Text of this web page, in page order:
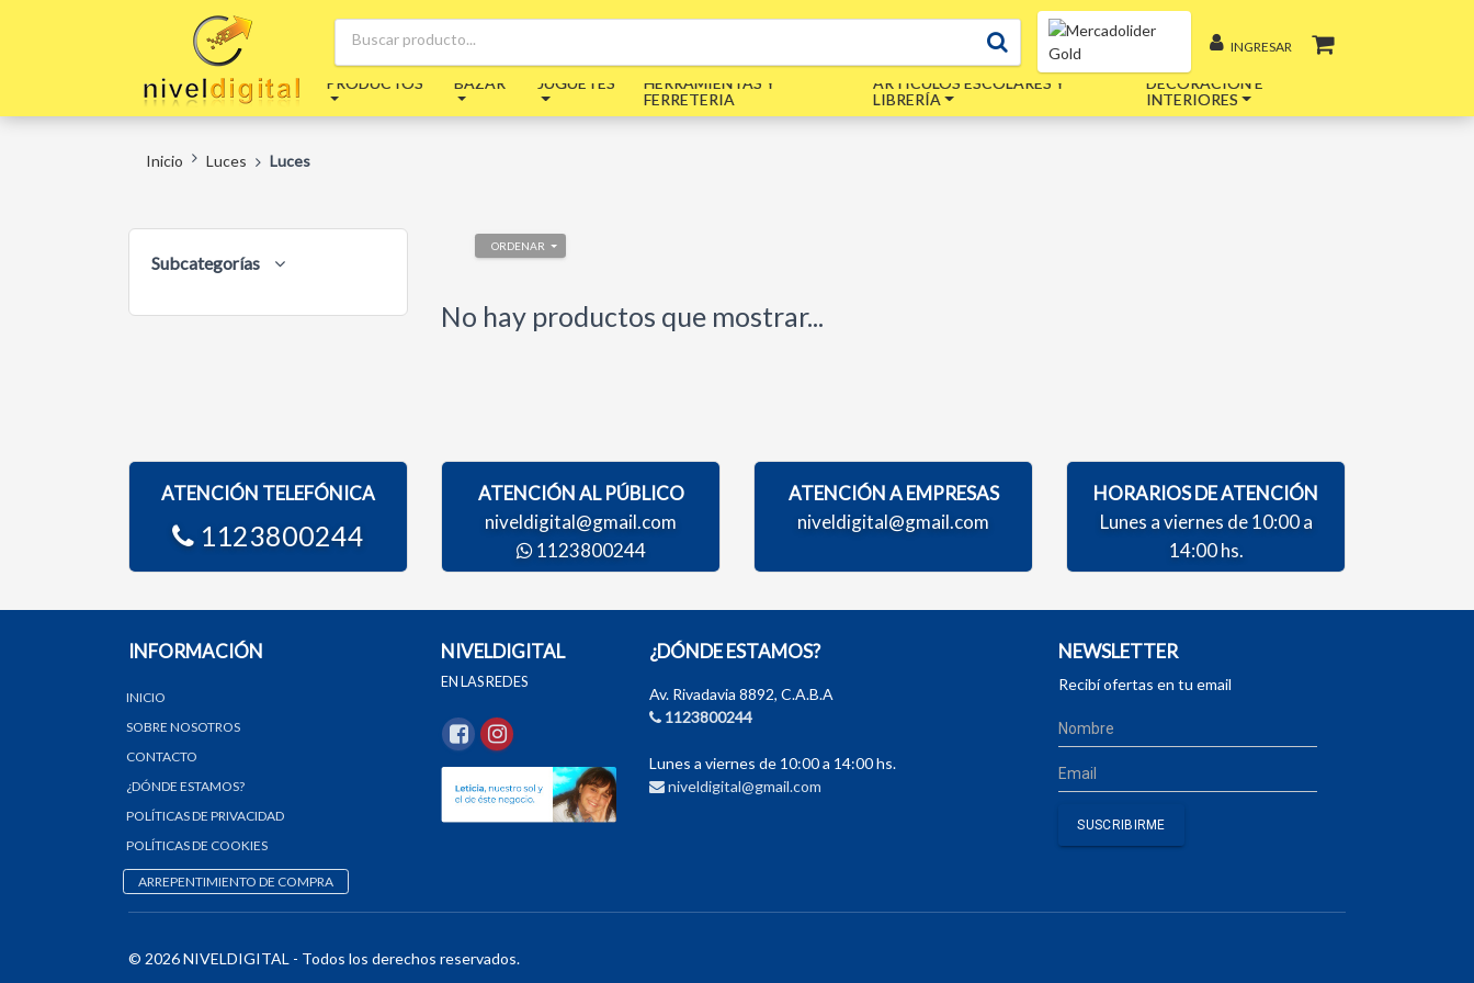
INGRESAR
PRODUCTOS BAZAR JUGUETES
HERRAMIENTAS Y
FERRETERIA
ARTÍCULOS ESCOLARES Y
LIBRERÍA
DECORACIÓN E
INTERIORES
Inicio Luces Luces
Subcategorías
ORDENAR
No hay productos que mostrar...
ATENCIÓN TELEFÓNICA
1123800244
ATENCIÓN AL PÚBLICO
niveldigital@gmail.com
1123800244
ATENCIÓN A EMPRESAS
niveldigital@gmail.com
HORARIOS DE ATENCIÓN
Lunes a viernes de 10:00 a
14:00 hs.
INFORMACIÓN
INICIO
SOBRE NOSOTROS
CONTACTO
¿DÓNDE ESTAMOS?
POLÍTICAS DE PRIVACIDAD
POLÍTICAS DE COOKIES
ARREPENTIMIENTO DE COMPRA
NIVELDIGITAL
EN LAS REDES
¿DÓNDE ESTAMOS?
Av. Rivadavia 8892, C.A.B.A
1123800244
Lunes a viernes de 10:00 a 14:00 hs.
niveldigital@gmail.com
NEWSLETTER
Recibí ofertas en tu email
© 2026 NIVELDIGITAL - Todos los derechos reservados.